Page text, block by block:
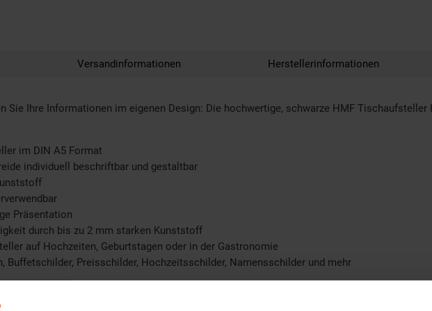
Versandinformationen Herstellerinformationen
Sie Ihre Informationen im eigenen Design: Die hochwertige, schwarze HMF
im DIN A5 Format
individuell beschriftbar und gestaltbar
Präsentation
durch bis zu 2 mm starken Kunststoff
auf Hochzeiten, Geburtstagen oder in der Gastronomie
Buffetschilder, Preisschilder, Hochzeitsschilder, Namensschilder und mehr